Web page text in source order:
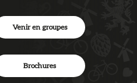
Venir en groupes
Brochures